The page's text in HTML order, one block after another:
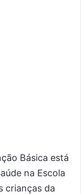
Básica está
na Escola
crianças da